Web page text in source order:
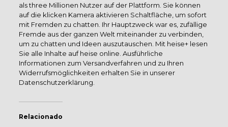
als three Millionen Nutzer auf der Plattform. Sie können
auf die klicken Kamera aktivieren Schaltfläche, um sofort
mit Fremden zu chatten. Ihr Hauptzweck war es, zufällige
Fremde aus der ganzen Welt miteinander zu verbinden,
um zu chatten und Ideen auszutauschen. Mit heise+ lesen
Sie alle Inhalte auf heise online. Ausführliche
Informationen zum Versandverfahren und zu Ihren
Widerrufsmöglichkeiten erhalten Sie in unserer
Datenschutzerklärung.
Relacionado